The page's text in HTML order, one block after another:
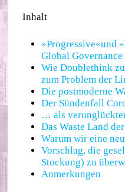
Inhalt
»Progressive«und
Global
Wie Doublethink
zum Problem der
Die postmoderne
Der Sündenfall
… als
Das Waste Land
Warum wir eine
Vorschlag, die
Stockung) zu
Anmerkungen